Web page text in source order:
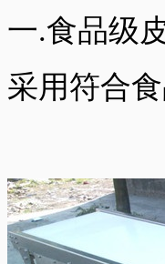
一.食品级
采用符合